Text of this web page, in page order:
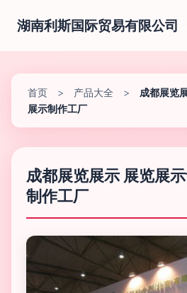
湖南利斯国际贸易有限公司
首页 > 产品大全 >
成都展览
展示制作工厂
成都展览展示 展览展
制作工厂